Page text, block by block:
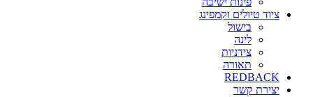
ציוד טיולים וקמפינג
בישול
לינה
צידניות
תאורה
REDBACK
יצירת קשר